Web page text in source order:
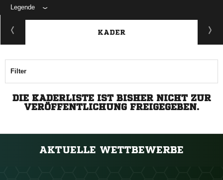
Legende
KADER
Filter
DIE KADERLISTE IST BISHER NICHT ZUR
VERÖFFENTLICHUNG FREIGEGEBEN.
AKTUELLE WETTBEWERBE